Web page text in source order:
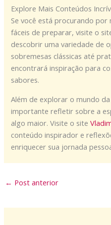
Explore Mais Conteúdos
Se você está procurando por
fáceis de preparar, visite o
descobrir uma variedade de
sobremesas clássicas até
encontrará inspiração para
sabores.
Além de explorar o mundo
importante refletir sobre a
algo maior. Visite o site
conteúdo inspirador e
enriquecer sua jornada
← Post anterior